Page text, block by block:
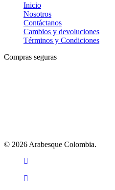
Inicio
Nosotros
Contáctanos
Cambios y devoluciones
Términos y Condiciones
Compras seguras
© 2026 Arabesque Colombia.
facebook
instagram